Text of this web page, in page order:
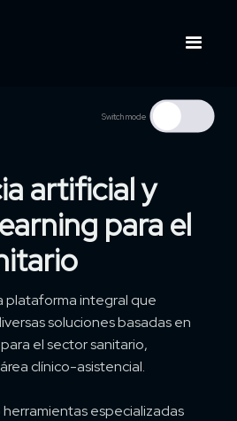
Switch mode
artificial y
para el
plataforma integral que
soluciones basadas en
el sector sanitario,
clínico-asistencial.
especializadas